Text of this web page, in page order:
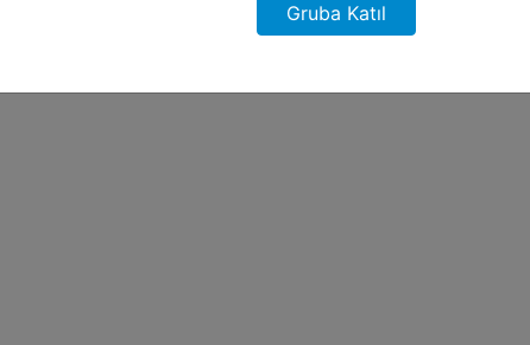
Gruba Katıl